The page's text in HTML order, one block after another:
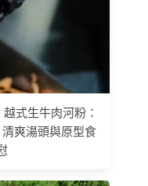
式生牛肉河粉：
爽湯頭與原型食